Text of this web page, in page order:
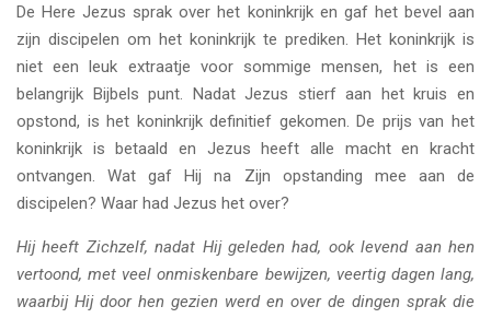
De Here Jezus sprak over het koninkrijk en gaf het bevel aan
zijn discipelen om het koninkrijk te prediken. Het koninkrijk is
niet een leuk extraatje voor sommige mensen, het is een
belangrijk Bijbels punt. Nadat Jezus stierf aan het kruis en
opstond, is het koninkrijk definitief gekomen. De prijs van het
koninkrijk is betaald en Jezus heeft alle macht en kracht
ontvangen. Wat gaf Hij na Zijn opstanding mee aan de
discipelen? Waar had Jezus het over?
Hij heeft Zichzelf, nadat Hij geleden had, ook levend aan hen
vertoond, met veel onmiskenbare bewijzen, veertig dagen lang,
waarbij Hij door hen gezien werd en over de dingen sprak die